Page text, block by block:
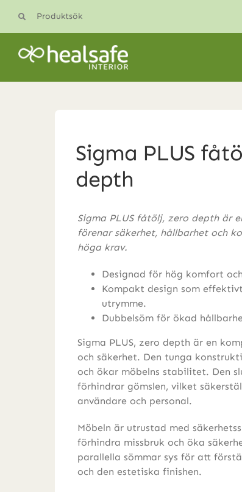
content
Produktsök
Sigma PLUS
depth
Sigma PLUS fåtölj, zero depth är
förenar säkerhet, hållbarhet och
höga krav.
Designad för hög komfort
Kompakt design som
utrymme.
Dubbelsöm för ökad
Sigma PLUS, zero depth är en
och säkerhet. Den tunga
och ökar möbelns stabilitet. Den
förhindrar gömslen, vilket
användare och personal.
Möbeln är utrustad med
förhindra missbruk och öka
parallella sömmar sys för att
och den estetiska finishen.